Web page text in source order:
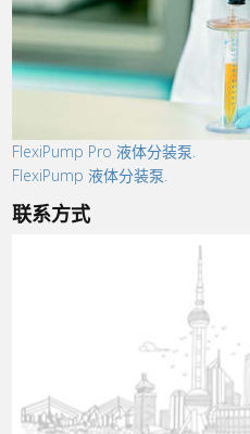
FlexiPump Pro 液体分装泵.
FlexiPump 液体分装泵.
联系方式